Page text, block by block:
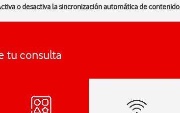
o desactiva la sincronización automática de contenido
tu consulta